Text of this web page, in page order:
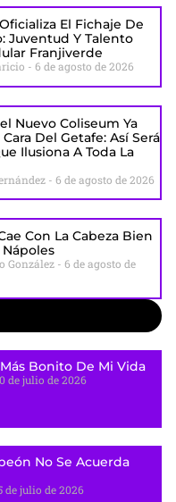
El Fichaje De
Juventud Y Talento
Franjiverde
6 de agosto de 2026
Nuevo Coliseum Ya
Del Getafe: Así Será
Ilusiona A Toda La
6 de agosto de 2026
Con La Cabeza Bien
González
6 de agosto de
Bonito De Mi Vida
de julio de 2026
No Se Acuerda
de julio de 2026